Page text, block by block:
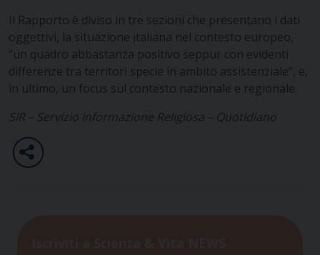
Il Rapporto è diviso in tre sezioni che presentano i dati
oggettivi, la situazione italiana nel contesto europeo,
“un quadro abbastanza positivo seppur con evidenti
differenze tra territori specie in ambito assistenziale”, e,
in ultimo, un focus sul contesto nazionale e regionale.
SIR – Servizio Informazione Religiosa – Quotidiano